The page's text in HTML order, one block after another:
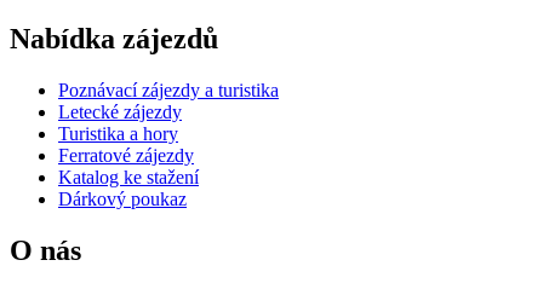
Nabídka zájezdů
Poznávací zájezdy a turistika
Letecké zájezdy
Turistika a hory
Ferratové zájezdy
Katalog ke stažení
Dárkový poukaz
O nás